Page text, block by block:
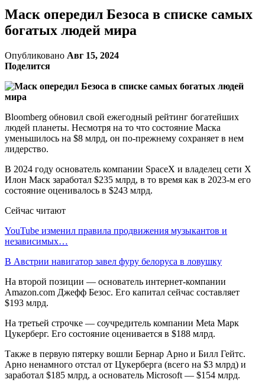
Маск опередил Безоса в списке самых
богатых людей мира
Опубликовано Авг 15, 2024
Поделится
Bloomberg обновил свой ежегодный рейтинг богатейших
людей планеты. Несмотря на то что состояние Маска
уменьшилось на $8 млрд, он по-прежнему сохраняет в нем
лидерство.
В 2024 году основатель компании SpaceX и владелец сети X
Илон Маск заработал $235 млрд, в то время как в 2023-м его
состояние оценивалось в $243 млрд.
Сейчас читают
YouTube изменил правила продвижения музыкантов и
независимых…
В Австрии навигатор завел фуру белоруса в ловушку
На второй позиции — основатель интернет-компании
Amazon.com Джефф Безос. Его капитал сейчас составляет
$193 млрд.
На третьей строчке — соучредитель компании Meta Марк
Цукерберг. Его состояние оценивается в $188 млрд.
Также в первую пятерку вошли Бернар Арно и Билл Гейтс.
Арно ненамного отстал от Цукерберга (всего на $3 млрд) и
заработал $185 млрд, а основатель Microsoft — $154 млрд.